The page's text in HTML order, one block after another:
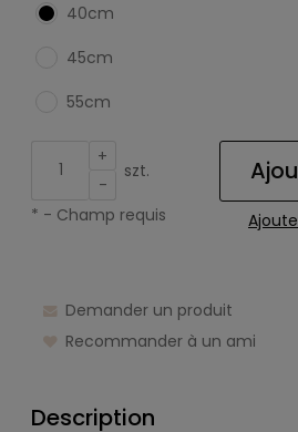
40cm
45cm
55cm
+
-
szt.
* - Champ requis
Demander un produit
Recommander à un ami
Description